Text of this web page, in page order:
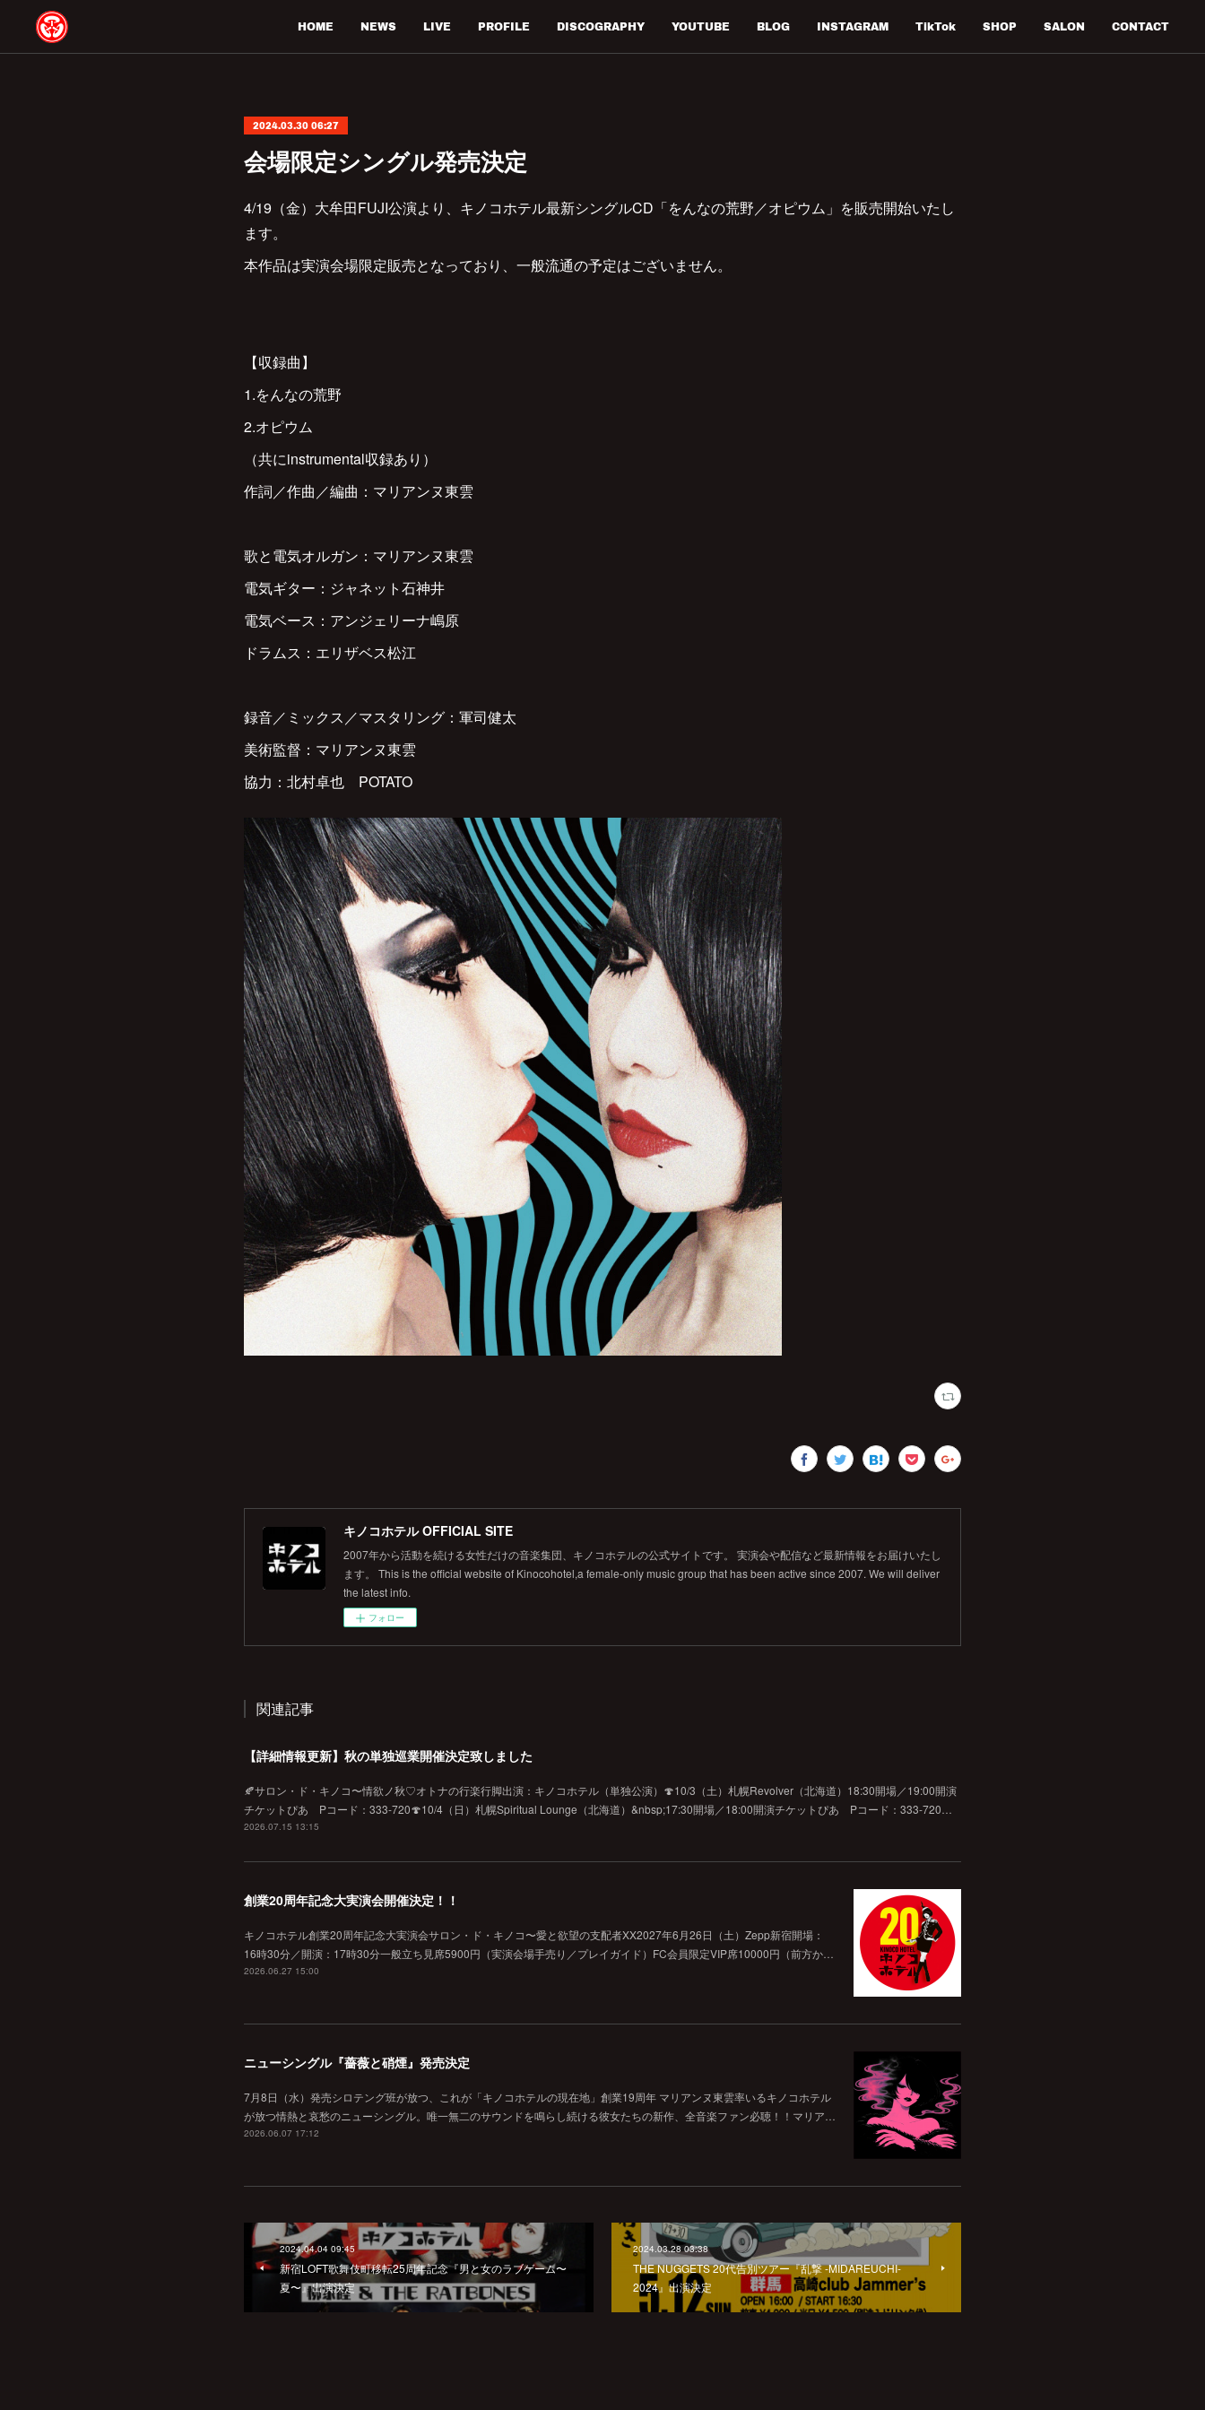
HOME NEWS LIVE PROFILE DISCOGRAPHY YOUTUBE BLOG INSTAGRAM TikTok SHOP SALON CONTACT
2024.03.30 06:27
会場限定シングル発売決定
4/19（金）大牟田FUJI公演より、キノコホテル最新シングルCD「をんなの荒野／オピウム」を販売開始いたし
ます。
本作品は実演会場限定販売となっており、一般流通の予定はございません。
【収録曲】
1.をんなの荒野
2.オピウム
（共にinstrumental収録あり）
作詞／作曲／編曲：マリアンヌ東雲
歌と電気オルガン：マリアンヌ東雲
電気ギター：ジャネット石神井
電気ベース：アンジェリーナ嶋原
ドラムス：エリザベス松江
録音／ミックス／マスタリング：軍司健太
美術監督：マリアンヌ東雲
協力：北村卓也 POTATO
キノコホテル OFFICIAL SITE
2007年から活動を続ける女性だけの音楽集団、キノコホテルの公式サイトです。 実演会や配信など最新情報をお届けいたし
ます。 This is the official website of Kinocohotel,a female-only music group that has been active since 2007. We will deliver
the latest info.
フォロー
関連記事
【詳細情報更新】秋の単独巡業開催決定致しました
🍂サロン・ド・キノコ〜情欲ノ秋♡オトナの行楽行脚出演：キノコホテル（単独公演）🍄10/3（土）札幌Revolver（北海道）18:30開場／19:00開演
チケットぴあ Pコード：333-720🍄10/4（日）札幌Spiritual Lounge（北海道）&nbsp;17:30開場／18:00開演チケットぴあ Pコード：333-720…
2026.07.15 13:15
創業20周年記念大実演会開催決定！！
キノコホテル創業20周年記念大実演会サロン・ド・キノコ〜愛と欲望の支配者XX2027年6月26日（土）Zepp新宿開場：
16時30分／開演：17時30分一般立ち見席5900円（実演会場手売り／プレイガイド）FC会員限定VIP席10000円（前方か…
2026.06.27 15:00
ニューシングル『薔薇と硝煙』発売決定
7月8日（水）発売シロテング班が放つ、これが「キノコホテルの現在地」創業19周年 マリアンヌ東雲率いるキノコホテル
が放つ情熱と哀愁のニューシングル。唯一無二のサウンドを鳴らし続ける彼女たちの新作、全音楽ファン必聴！！マリア…
2026.06.07 17:12
2024.04.04 09:45
新宿LOFT歌舞伎町移転25周年記念『男と女のラブゲーム〜
夏〜』出演決定
2024.03.28 03:38
THE NUGGETS 20代告別ツアー『乱撃 -MIDAREUCHI-
2024』出演決定